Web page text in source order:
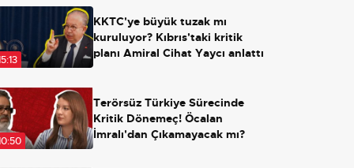
KKTC'ye büyük tuzak mı
kuruluyor? Kıbrıs'taki kritik
planı Amiral Cihat Yaycı anlattı
Terörsüz Türkiye Sürecinde
Kritik Dönemeç! Öcalan
İmralı'dan Çıkamayacak mı?